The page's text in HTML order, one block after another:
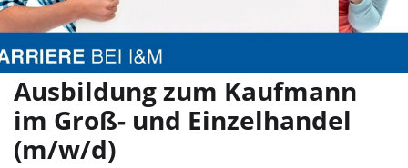
Ausbildung zum Kaufmann
im Groß- und Einzelhandel
(m/w/d)